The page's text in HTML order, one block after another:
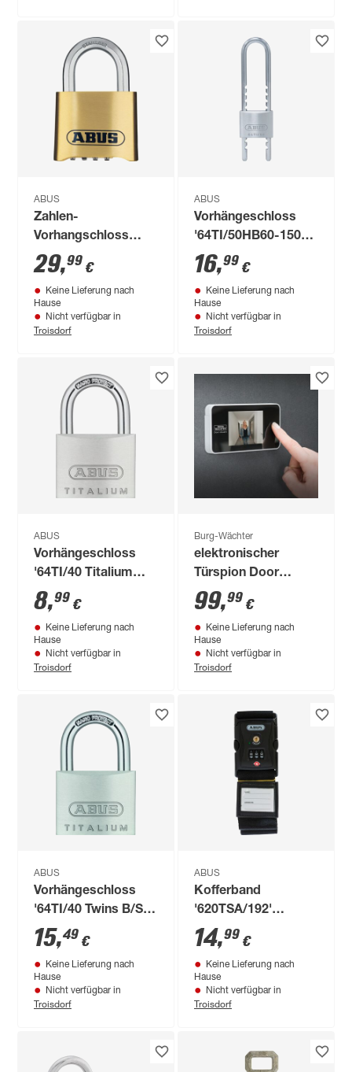
ABUS
Zahlen-
Vorhangschloss
'180IB/50 Lock-Tag'
Messing
29,99 €
Keine Lieferung nach
Hause
Nicht verfügbar in
Troisdorf
ABUS
Vorhängeschloss
'64TI/50HB60-150
Titalium™' silbern 5
x 7,7 x 1,7 cm
16,99 €
Keine Lieferung nach
Hause
Nicht verfügbar in
Troisdorf
ABUS
Vorhängeschloss
'64TI/40 Titalium™'
silbern 4 x 6,2 x 1,5
cm
8,99 €
Keine Lieferung nach
Hause
Nicht verfügbar in
Troisdorf
Burg-Wächter
elektronischer
Türspion Door
eGuard DG 8100
99,99 €
Keine Lieferung nach
Hause
Nicht verfügbar in
Troisdorf
ABUS
Vorhängeschloss
'64TI/40 Twins B/SB'
Titalium
15,49 €
Keine Lieferung nach
Hause
Nicht verfügbar in
Troisdorf
ABUS
Kofferband
'620TSA/192'
schwarz 192 cm
14,99 €
Keine Lieferung nach
Hause
Nicht verfügbar in
Troisdorf